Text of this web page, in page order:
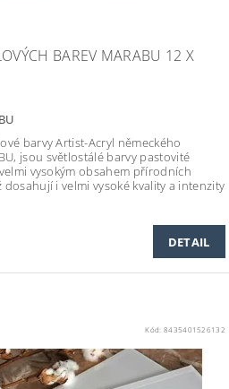
BAREV MARABU 12 X
barvy Artist-Acryl německého
jsou světlostálé barvy pastovité
vysokým obsahem přírodních
dosahují i velmi vysoké kvality a intenzity
DETAIL
Kód: 8435401526132